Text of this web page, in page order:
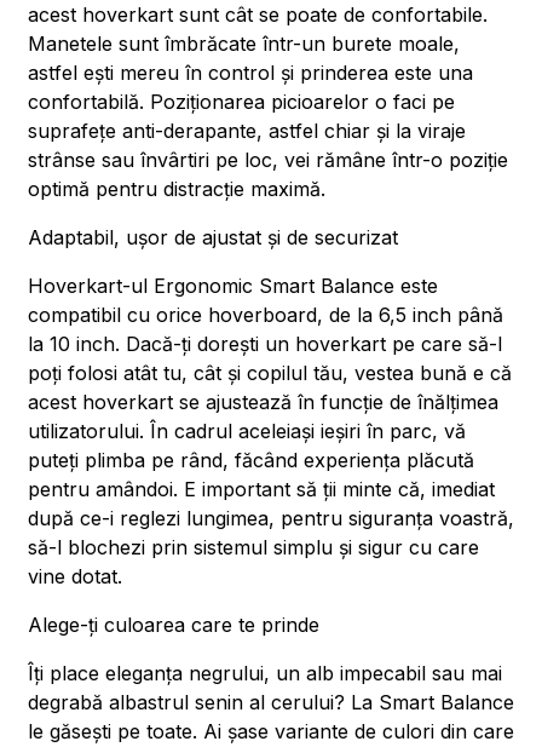
acest hoverkart sunt cât se poate de confortabile.
Manetele sunt îmbrăcate într-un burete moale,
astfel ești mereu în control și prinderea este una
confortabilă. Poziționarea picioarelor o faci pe
suprafețe anti-derapante, astfel chiar și la viraje
strânse sau învârtiri pe loc, vei rămâne într-o poziție
optimă pentru distracție maximă.
Adaptabil, ușor de ajustat și de securizat
Hoverkart-ul Ergonomic Smart Balance este
compatibil cu orice hoverboard, de la 6,5 inch până
la 10 inch. Dacă-ți dorești un hoverkart pe care să-l
poți folosi atât tu, cât și copilul tău, vestea bună e că
acest hoverkart se ajustează în funcție de înălțimea
utilizatorului. În cadrul aceleiași ieșiri în parc, vă
puteți plimba pe rând, făcând experiența plăcută
pentru amândoi. E important să ții minte că, imediat
după ce-i reglezi lungimea, pentru siguranța voastră,
să-l blochezi prin sistemul simplu și sigur cu care
vine dotat.
Alege-ți culoarea care te prinde
Îți place eleganța negrului, un alb impecabil sau mai
degrabă albastrul senin al cerului? La Smart Balance
le găsești pe toate. Ai șase variante de culori din care